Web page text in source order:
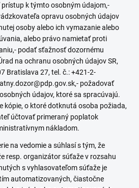
prístup k týmto osobným údajom,-
opravu osobných údajov
osoby alebo ich vymazanie alebo
alebo právo namietať proti
podať sťažnosť dozornému
na ochranu osobných údajov SR,
Bratislava 27, tel. č.: +421-2-
požadovať
údajov, ktoré sa spracúvajú.
kópie, o ktoré dotknutá osoba požiada,
účtovať primeraný poplatok
nákladom.
na vedomie a súhlasí s tým, že
resp. organizátor súťaže v rozsahu
s vyhlasovateľom súťaže je
automatizovaných, čiastočne